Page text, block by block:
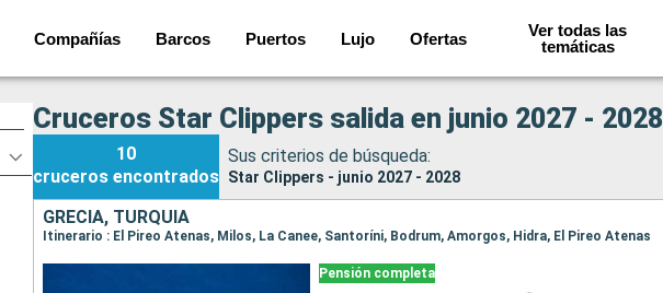
Compañías Barcos Puertos Lujo Ofertas
Ver todas las
temáticas
Cruceros Star Clippers salida en junio 2027 - 2028
10
cruceros encontrados
Sus criterios de búsqueda:
Star Clippers - junio 2027 - 2028
GRECIA, TURQUÍA
Itinerario : El Pireo Atenas, Milos, La Canee, Santoríni, Bodrum, Amorgos, Hidra, El Pireo Atenas
Pensión completa